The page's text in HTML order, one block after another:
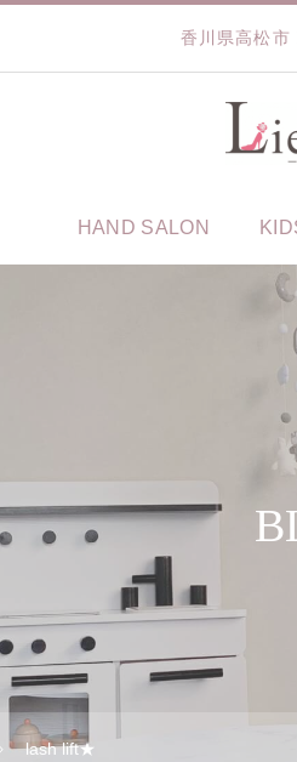
香川県高松市
HAND SALON
lash lift★